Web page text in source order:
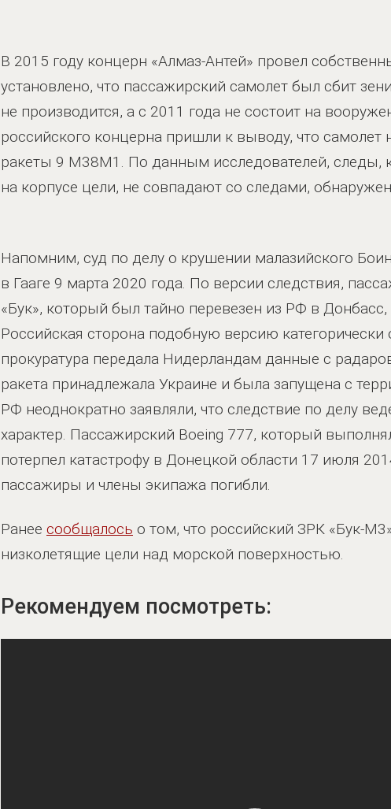
В 2015 году концерн «Алмаз-Антей» провел
установлено, что пассажирский самолет был сбит
не производится, а с 2011 года не состоит на
российского концерна пришли к выводу, что
ракеты 9 М38М1. По данным исследователей, следы,
на корпусе цели, не совпадают со следами,
Напомним, суд по делу о крушении малазийского
в Гааге 9 марта 2020 года. По версии следствия,
«Бук», который был тайно перевезен из РФ в
Российская сторона подобную версию категорически
прокуратура передала Нидерландам данные с
ракета принадлежала Украине и была запущена с
РФ неоднократно заявляли, что следствие по делу
характер. Пассажирский Boeing 777, который
потерпел катастрофу в Донецкой области 17 июля
пассажиры и члены экипажа погибли.
Ранее сообщалось о том, что российский ЗРК «Бук-
низколетящие цели над морской поверхностью.
Рекомендуем посмотреть: